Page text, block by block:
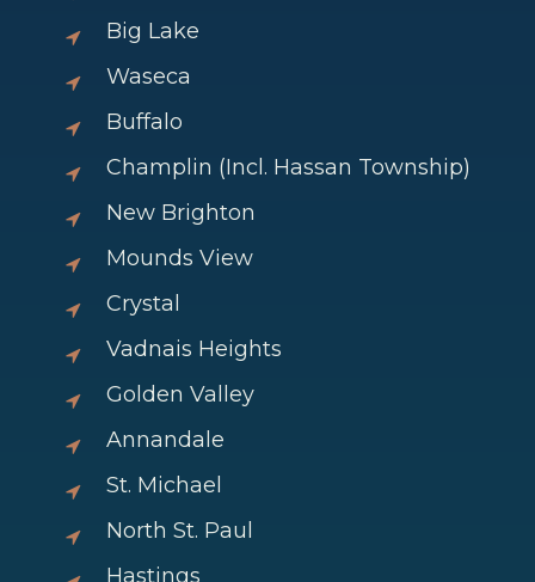
Big Lake
Waseca
Buffalo
Champlin (Incl. Hassan Township)
New Brighton
Mounds View
Crystal
Vadnais Heights
Golden Valley
Annandale
St. Michael
North St. Paul
Hastings